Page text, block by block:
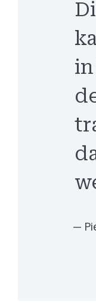
—